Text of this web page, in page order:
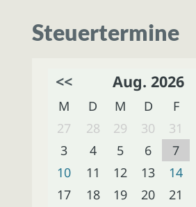
Steuertermine
<< Aug. 2026
M D M D F
27
28 29 30 31
3
4 5 6 7
10
11 12 13 14
17
18 19 20 21